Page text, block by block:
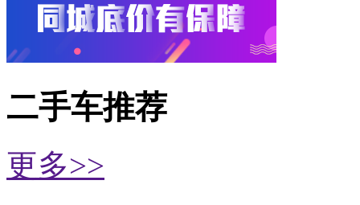
二手车推荐
更多>>